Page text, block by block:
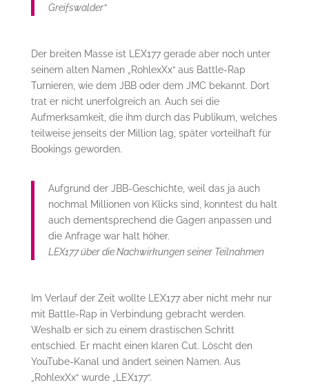
Greifswalder“
Der breiten Masse ist LEX177 gerade aber noch unter
seinem alten Namen „RohlexXx“ aus Battle-Rap
Turnieren, wie dem JBB oder dem JMC bekannt. Dort
trat er nicht unerfolgreich an. Auch sei die
Aufmerksamkeit, die ihm durch das Publikum, welches
teilweise jenseits der Million lag, später vorteilhaft für
Bookings geworden.
Aufgrund der JBB-Geschichte, weil das ja auch
nochmal Millionen von Klicks sind, konntest du halt
auch dementsprechend die Gagen anpassen und
die Anfrage war halt höher.
LEX177 über die Nachwirkungen seiner Teilnahmen
Im Verlauf der Zeit wollte LEX177 aber nicht mehr nur
mit Battle-Rap in Verbindung gebracht werden.
Weshalb er sich zu einem drastischen Schritt
entschied. Er macht einen klaren Cut. Löscht den
YouTube-Kanal und ändert seinen Namen. Aus
„RohlexXx“ wurde „LEX177“.